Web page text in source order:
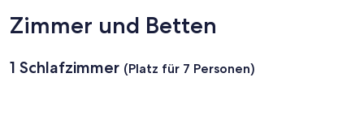
Zimmer und Betten
1 Schlafzimmer (Platz für 7 Personen)